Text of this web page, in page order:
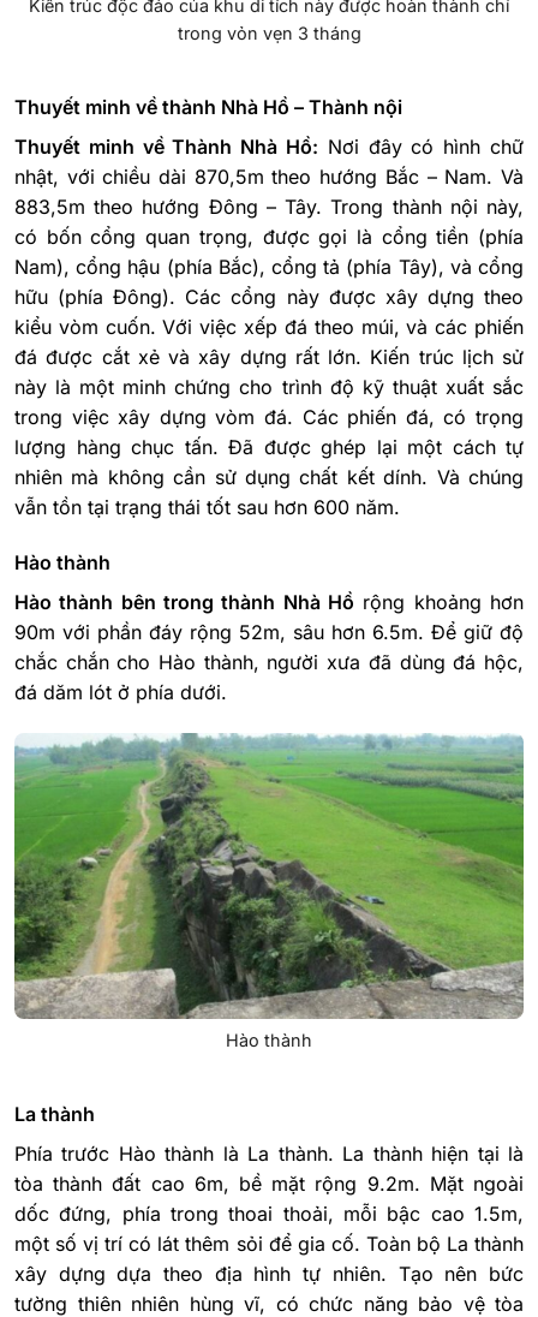
Kiến trúc độc đáo của khu di tích này được hoàn thành chỉ
trong vỏn vẹn 3 tháng
Thuyết minh về thành Nhà Hồ – Thành nội
Thuyết minh về Thành Nhà Hồ: Nơi đây có hình chữ
nhật, với chiều dài 870,5m theo hướng Bắc – Nam. Và
883,5m theo hướng Đông – Tây. Trong thành nội này,
có bốn cổng quan trọng, được gọi là cổng tiền (phía
Nam), cổng hậu (phía Bắc), cổng tả (phía Tây), và cổng
hữu (phía Đông). Các cổng này được xây dựng theo
kiểu vòm cuốn. Với việc xếp đá theo múi, và các phiến
đá được cắt xẻ và xây dựng rất lớn. Kiến trúc lịch sử
này là một minh chứng cho trình độ kỹ thuật xuất sắc
trong việc xây dựng vòm đá. Các phiến đá, có trọng
lượng hàng chục tấn. Đã được ghép lại một cách tự
nhiên mà không cần sử dụng chất kết dính. Và chúng
vẫn tồn tại trạng thái tốt sau hơn 600 năm.
Hào thành
Hào thành bên trong thành Nhà Hồ rộng khoảng hơn
90m với phần đáy rộng 52m, sâu hơn 6.5m. Để giữ độ
chắc chắn cho Hào thành, người xưa đã dùng đá hộc,
đá dăm lót ở phía dưới.
Hào thành
La thành
Phía trước Hào thành là La thành. La thành hiện tại là
tòa thành đất cao 6m, bề mặt rộng 9.2m. Mặt ngoài
dốc đứng, phía trong thoai thoải, mỗi bậc cao 1.5m,
một số vị trí có lát thêm sỏi để gia cố. Toàn bộ La thành
xây dựng dựa theo địa hình tự nhiên. Tạo nên bức
tường thiên nhiên hùng vĩ, có chức năng bảo vệ tòa